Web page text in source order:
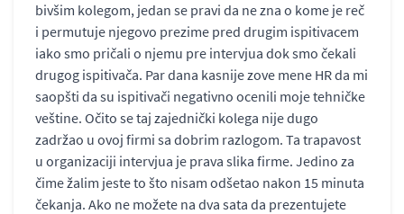
bivšim kolegom, jedan se pravi da ne zna o kome je reč
i permutuje njegovo prezime pred drugim ispitivacem
iako smo pričali o njemu pre intervjua dok smo čekali
drugog ispitivača. Par dana kasnije zove mene HR da mi
saopšti da su ispitivači negativno ocenili moje tehničke
veštine. Očito se taj zajednički kolega nije dugo
zadržao u ovoj firmi sa dobrim razlogom. Ta trapavost
u organizaciji intervjua je prava slika firme. Jedino za
čime žalim jeste to što nisam odšetao nakon 15 minuta
čekanja. Ako ne možete na dva sata da prezentujete